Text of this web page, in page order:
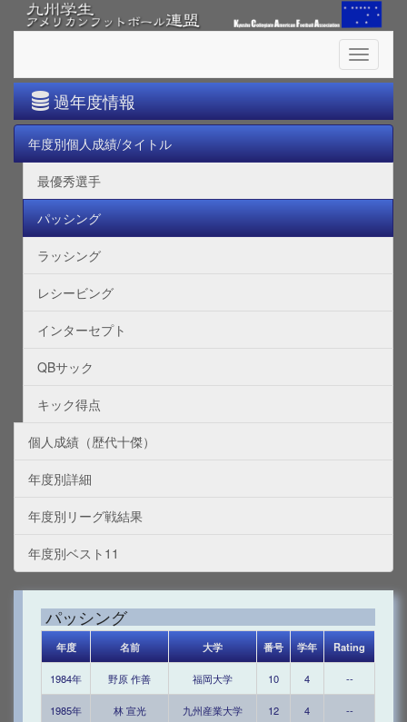
Toggle
過年度情報
年度別個人成績/タイトル
最優秀選手
パッシング
ラッシング
レシービング
インターセプト
QBサック
キック得点
個人成績（歴代十傑）
年度別詳細
年度別リーグ戦結果
年度別ベスト11
パッシング
年度 名前 大学 番号 学年 Rating
1984年 野原 作善 福岡大学 10 4 --
1985年 林 宣光 九州産業大学 12 4 --